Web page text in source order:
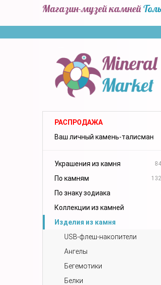
Магазин-музей камней
РАСПРОДАЖА
Ваш личный камень-талисман
Украшения из камня
По камням
По знаку зодиака
Коллекции из камней
Изделия из камня
USB-флеш-накопители
Ангелы
Бегемотики
Белки